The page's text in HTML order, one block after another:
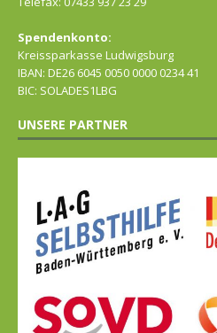
Spendenkonto:
Kreissparkasse Ludwigsburg
IBAN: DE26 6045 0050 0000 0234 41
BIC: SOLADES1LBG
UNSERE PARTNER